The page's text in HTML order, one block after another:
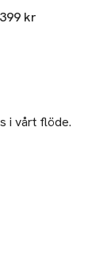
399 kr
i vårt flöde.